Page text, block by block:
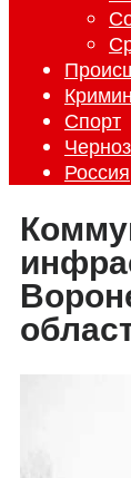
Спорт
Россия